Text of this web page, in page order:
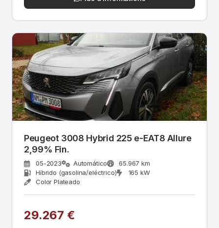
Peugeot 3008 Hybrid 225 e-EAT8 Allure
2,99% Fin.
05-2023 Automático
65.967 km
Híbrido (gasolina/eléctrico)
165 kW
Color Plateado
29.267 €